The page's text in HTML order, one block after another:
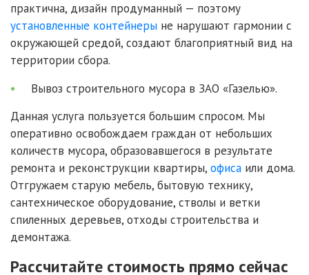
практична, дизайн продуманный — поэтому
установленные контейнеры не нарушают гармонии с
окружающей средой, создают благоприятный вид на
территории сбора.
Вывоз строительного мусора в ЗАО «Газелью».
Данная услуга пользуется большим спросом. Мы
оперативно освобождаем граждан от небольших
количеств мусора, образовавшегося в результате
ремонта и реконструкции квартиры, офиса или дома.
Отгружаем старую мебель, бытовую технику,
сантехническое оборудование, стволы и ветки
спиленных деревьев, отходы строительства и
демонтажа.
Рассчитайте стоимость прямо сейчас